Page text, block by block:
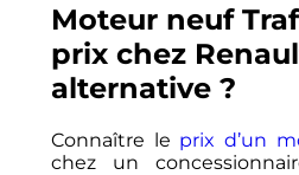
Moteur neuf
prix chez
alternative ?
Connaître le prix d’un
chez un